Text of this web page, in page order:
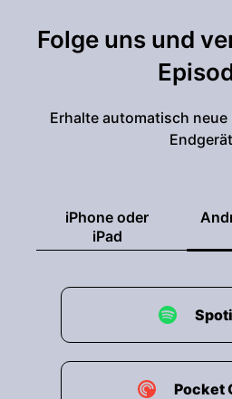
Folge uns und
Erhalte automatisch
iPhone oder
iPad
Pocket